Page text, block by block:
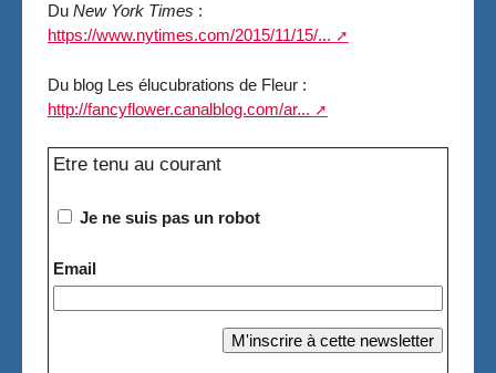
Du New York Times :
https://www.nytimes.com/2015/11/15/...
Du blog Les élucubrations de Fleur :
http://fancyflower.canalblog.com/ar...
Etre tenu au courant
Je ne suis pas un robot
Email